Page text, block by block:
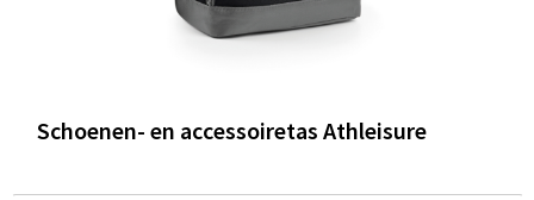
Schoenen- en accessoiretas Athleisure